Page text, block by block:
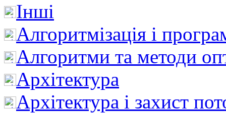
Інші
Алгоритмізація і
Алгоритми та методи
Архітектура
Архітектура і захист